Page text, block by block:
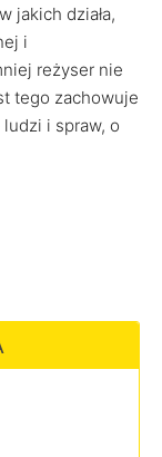
jakich działa,
i
reżyser nie
tego zachowuje
i spraw, o